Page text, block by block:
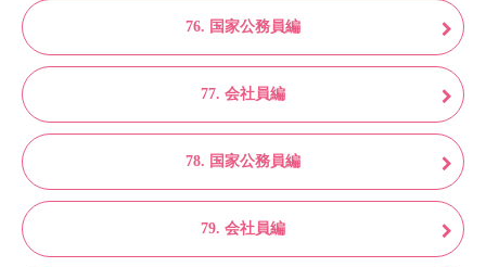
76. 国家公務員編
77. 会社員編
78. 国家公務員編
79. 会社員編